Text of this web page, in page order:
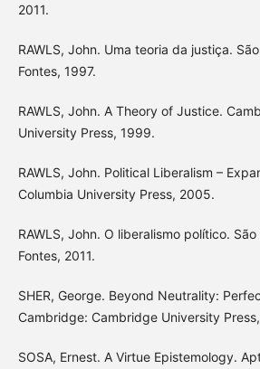
2011.
RAWLS, John. Uma teoria da justiça.
Fontes, 1997.
RAWLS, John. A Theory of Justice.
University Press, 1999.
RAWLS, John. Political Liberalism –
Columbia University Press, 2005.
RAWLS, John. O liberalismo político.
Fontes, 2011.
SHER, George. Beyond Neutrality:
Cambridge: Cambridge University
SOSA, Ernest. A Virtue Epistemology.